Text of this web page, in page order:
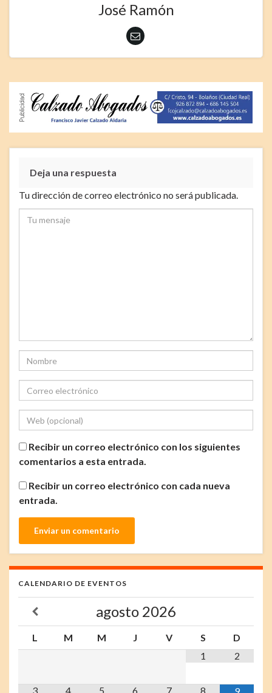
José Ramón
Deja una respuesta
Tu dirección de correo electrónico no será publicada.
Recibir un correo electrónico con los siguientes
comentarios a esta entrada.
Recibir un correo electrónico con cada nueva
entrada.
CALENDARIO DE EVENTOS
agosto 2026
L M M J V S
D
1
2
3 4 5 6 7 8